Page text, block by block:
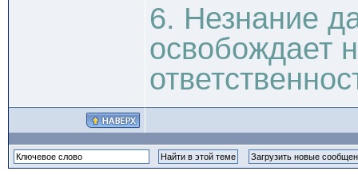
6. Незнание
освобождает